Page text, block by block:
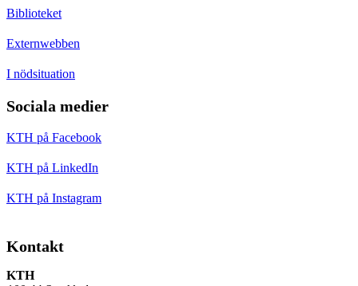
Biblioteket
Externwebben
I nödsituation
Sociala medier
KTH på Facebook
KTH på LinkedIn
KTH på Instagram
Kontakt
KTH